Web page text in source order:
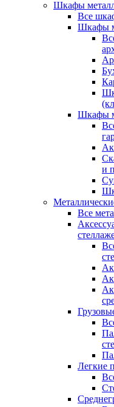
Шкафы
Все
Шкафы
Шкафы
и
Все
Легкие